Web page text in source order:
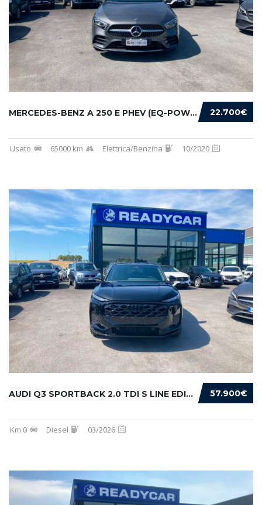
22.700€
MERCEDES-BENZ A 250 E PHEV (EQ-POWER) PREMIU...
Usato 65000 km Elettrica/Benzina 10/2020
57.900€
AUDI Q3 SPORTBACK 2.0 TDI S LINE EDITION 150...
Km 0 Diesel 03/2026